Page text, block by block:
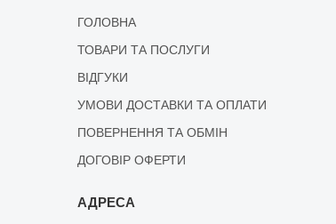
ГОЛОВНА
ТОВАРИ ТА ПОСЛУГИ
ВІДГУКИ
УМОВИ ДОСТАВКИ ТА ОПЛАТИ
ПОВЕРНЕННЯ ТА ОБМІН
ДОГОВІР ОФЕРТИ